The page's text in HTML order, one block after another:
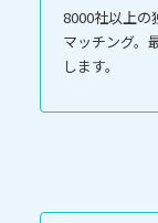
8000社以上の
マッチング。
します。